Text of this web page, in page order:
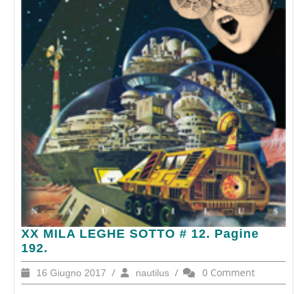
XX MILA LEGHE SOTTO # 12. Pagine
192.
XX
MILA
LEGHE
SOTTO
16 Giugno 2017 16
Giugno
/ nautilusnautilus
/ 0 Comment